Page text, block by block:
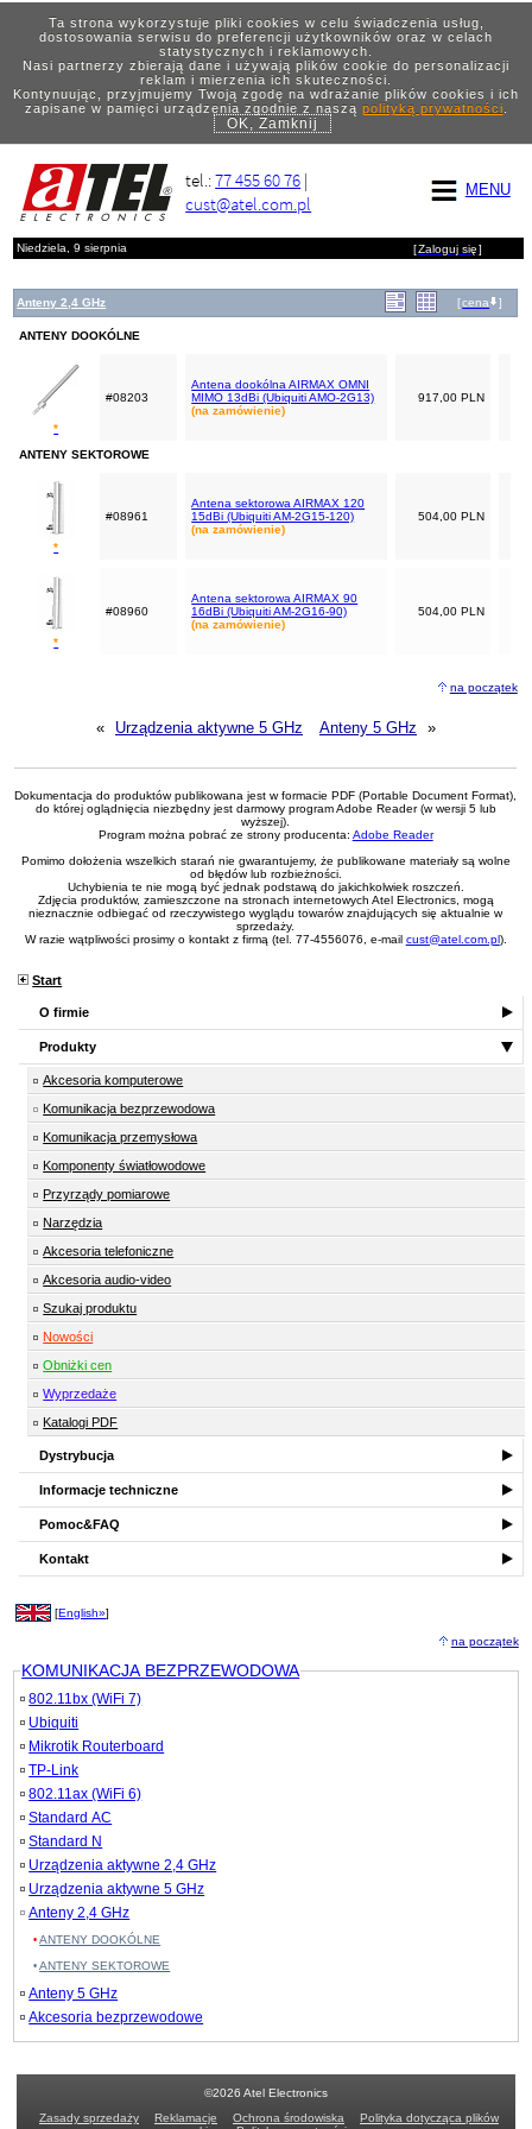
Ta strona wykorzystuje pliki cookies w celu świadczenia usług,
dostosowania serwisu do preferencji użytkowników oraz w celach
statystycznych i reklamowych.
Nasi partnerzy zbierają dane i używają plików cookie do personalizacji
reklam i mierzenia ich skuteczności.
Kontynuując, przyjmujemy Twoją zgodę na wdrażanie plików cookies i ich
zapisane w pamięci urządzenia zgodnie z naszą polityką prywatności.
OK, Zamknij
MENU
tel.:77 455 60 76 |
cust@atel.com.pl
Niedziela, 9 sierpnia [Zaloguj się]
Anteny 2,4 GHz [cena ]
ANTENY DOOKÓLNE
*
#08203
Antena dookólna AIRMAX OMNI
MIMO 13dBi (Ubiquiti AMO-2G13)
(na zamówienie)
917,00 PLN
ANTENY SEKTOROWE
*
#08961
Antena sektorowa AIRMAX 120
15dBi (Ubiquiti AM-2G15-120)
(na zamówienie)
504,00 PLN
*
#08960
Antena sektorowa AIRMAX 90
16dBi (Ubiquiti AM-2G16-90)
(na zamówienie)
504,00 PLN
na początek
« Urządzenia aktywne 5 GHz Anteny 5 GHz »
Dokumentacja do produktów publikowana jest w formacie PDF (Portable Document Format),
do której oglądnięcia niezbędny jest darmowy program Adobe Reader (w wersji 5 lub
wyższej).
Program można pobrać ze strony producenta: Adobe Reader
Pomimo dołożenia wszelkich starań nie gwarantujemy, że publikowane materiały są wolne
od błędów lub rozbieżności.
Uchybienia te nie mogą być jednak podstawą do jakichkolwiek roszczeń.
Zdjęcia produktów, zamieszczone na stronach internetowych Atel Electronics, mogą
nieznacznie odbiegać od rzeczywistego wyglądu towarów znajdujących się aktualnie w
sprzedaży.
W razie wątpliwości prosimy o kontakt z firmą (tel. 77-4556076, e-mail cust@atel.com.pl).
Start
O firmie
Produkty
Akcesoria komputerowe
Komunikacja bezprzewodowa
Komunikacja przemysłowa
Komponenty światłowodowe
Przyrządy pomiarowe
Narzędzia
Akcesoria telefoniczne
Akcesoria audio-video
Szukaj produktu
Nowości
Obniżki cen
Wyprzedaże
Katalogi PDF
Dystrybucja
Informacje techniczne
Pomoc&FAQ
Kontakt
[English»]
na początek
KOMUNIKACJA BEZPRZEWODOWA
802.11bx (WiFi 7)
Ubiquiti
Mikrotik Routerboard
TP-Link
802.11ax (WiFi 6)
Standard AC
Standard N
Urządzenia aktywne 2,4 GHz
Urządzenia aktywne 5 GHz
Anteny 2,4 GHz
ANTENY DOOKÓLNE
ANTENY SEKTOROWE
Anteny 5 GHz
Akcesoria bezprzewodowe
©2026 Atel Electronics
Zasady sprzedaży
Reklamacje Ochrona środowiska
Polityka dotycząca plików